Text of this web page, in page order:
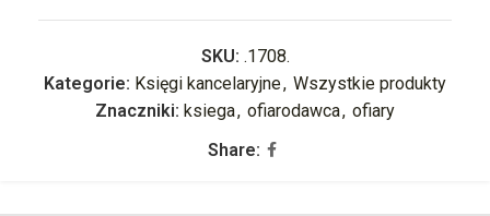
SKU: .1708.
Kategorie: Księgi kancelaryjne, Wszystkie produkty
Znaczniki: ksiega, ofiarodawca, ofiary
Share: